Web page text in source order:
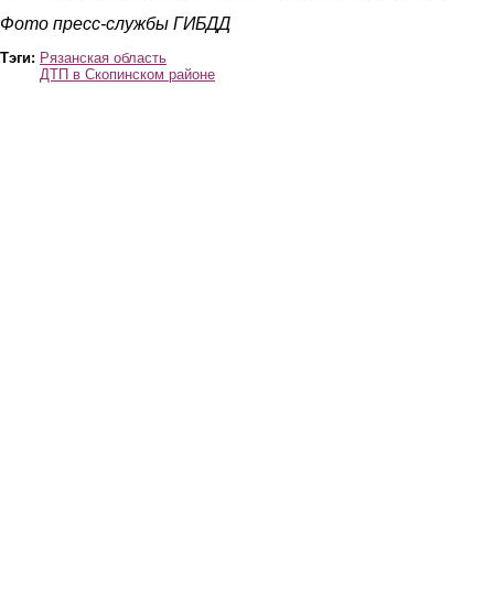
Фото пресс-службы ГИБДД
Тэги: Рязанская область
ДТП в Скопинском районе